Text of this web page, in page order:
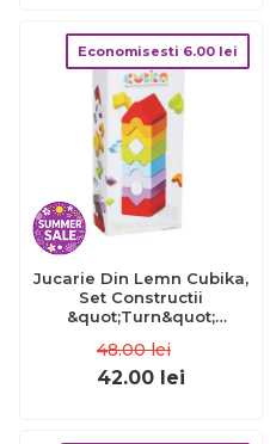
Economisesti 6.00 lei
Jucarie Din Lemn Cubika,
Set Constructii
&quot;Turn&quot;
48.00 lei
42.00 lei